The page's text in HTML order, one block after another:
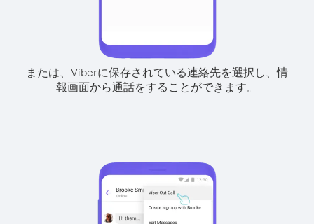
または、Viberに保存されている連絡先を選択し、情
報画面から通話をすることができます。